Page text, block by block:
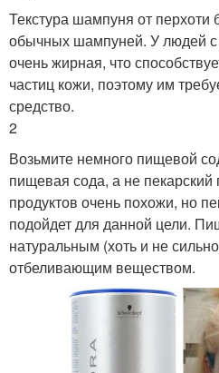
Текстура шампуня от перхоти
обычных шампуней. У людей с
очень жирная, что
частиц кожи, поэтому им
средство.
2
Возьмите немного пищевой
пищевая сода, а не пекарский
продуктов очень похожи, но
подойдет для данной цели.
натуральным (хоть и не
отбеливающим веществом.